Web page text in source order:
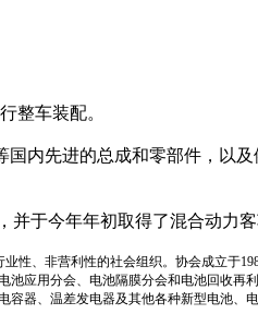
整车装配。
内先进的总成和零部件，以
于今年年初取得了混合动力客
性、非营利性的社会组织。协会成立于
应用分会、电池隔膜分会和电池回收再
器、温差发电器及其他各种新型电池、